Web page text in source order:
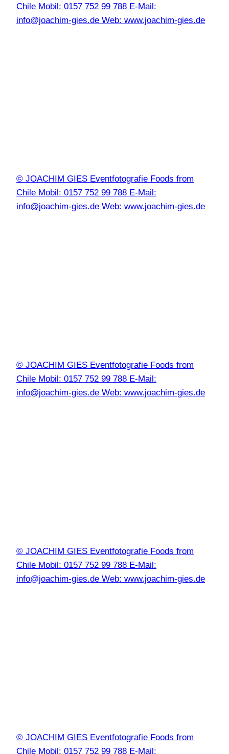
Chile Mobil: 0157 752 99 788 E-Mail:
info@joachim-gies.de Web: www.joachim-gies.de
© JOACHIM GIES Eventfotografie Foods from
Chile Mobil: 0157 752 99 788 E-Mail:
info@joachim-gies.de Web: www.joachim-gies.de
© JOACHIM GIES Eventfotografie Foods from
Chile Mobil: 0157 752 99 788 E-Mail:
info@joachim-gies.de Web: www.joachim-gies.de
© JOACHIM GIES Eventfotografie Foods from
Chile Mobil: 0157 752 99 788 E-Mail:
info@joachim-gies.de Web: www.joachim-gies.de
© JOACHIM GIES Eventfotografie Foods from
Chile Mobil: 0157 752 99 788 E-Mail: